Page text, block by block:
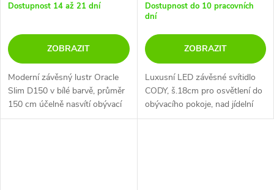
Dostupnost 14 až 21 dní
ZOBRAZIT
Moderní závěsný lustr Oracle
Slim D150 v bílé barvě, průměr
150 cm účelně nasvítí obývací
pokoj, kuchyň nebo jídelní stůl.
Dostupnost do 10 pracovních
dní
ZOBRAZIT
Luxusní LED závěsné svítidlo
CODY, š.18cm pro osvětlení do
obývacího pokoje, nad jídelní
stůl nebo nad noční stolky do